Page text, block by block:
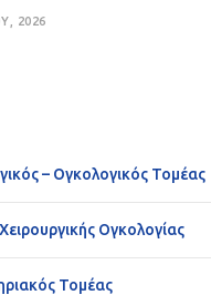
2026
– Ογκολογικός Τομέας
Ογκολογίας
Τομέας